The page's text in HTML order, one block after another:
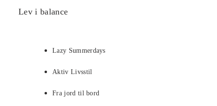
Lev i balance
Lazy Summerdays
Aktiv Livsstil
Fra jord til bord